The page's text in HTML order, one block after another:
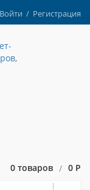
Войти / Регистрация
0 товаров / 0 Р